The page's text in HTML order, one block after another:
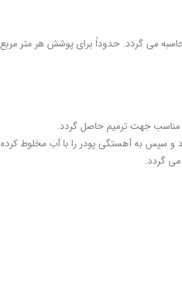
3/1 تا 5/2 کیلوگرم به ضخامت 1 میلی متر مورد نیاز می باشد.
می گردد.